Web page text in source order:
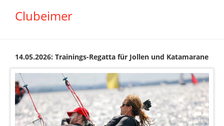
Clubeimer
14.05.2026: Trainings-Regatta für Jollen und Katamarane